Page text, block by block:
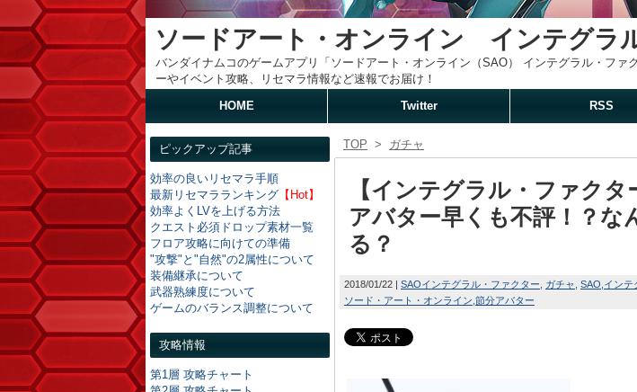
ソードアート・オンライン インテグラ
バンダイナムコのゲームアプリ「ソードアート・オンライン（SAO） インテグラル・フ
ーやイベント攻略、リセマラ情報など速報でお届け！
HOME
Twitter RSS
ピックアップ記事
効率の良いリセマラ手順
最新リセマラランキング 【Hot】
効率よくLVを上げる方法
クエスト必須ドロップ素材一覧
フロア攻略に向けての準備
"攻撃"と"自然"の2属性について
装備継承について
武器熟練度について
ゲームのバランス調整について
攻略情報
第1層 攻略チャート
TOP > ガチャ
【インテグラル・ファクタ
アバター早くも不評！？な
る？
2018/01/22 SAOインテグラル・ファクター ガチャ SAO インテ
ソード・アート・オンライン 節分アバター